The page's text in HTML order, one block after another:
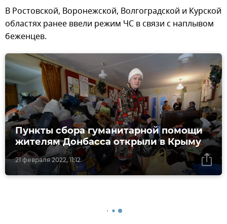
В Ростовской, Воронежской, Волгоградской и Курской
областях ранее ввели режим ЧС в связи с наплывом
беженцев.
21 февраля 2022, 11:12
Пункты сбора гуманитарной помощи
жителям Донбасса открыли в Крыму